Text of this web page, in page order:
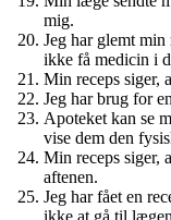
mig.
Jeg har glemt min
ikke få medicin i
Min receps siger,
Jeg har brug for
Apoteket kan se
vise dem den
Min receps siger,
aftenen.
Jeg har fået en
ikke at gå til